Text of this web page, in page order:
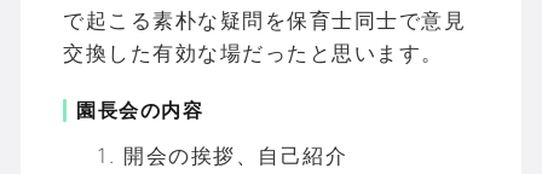
で起こる素朴な疑問を保育士同士で意見
交換した有効な場だったと思います。
園長会の内容
開会の挨拶、自己紹介